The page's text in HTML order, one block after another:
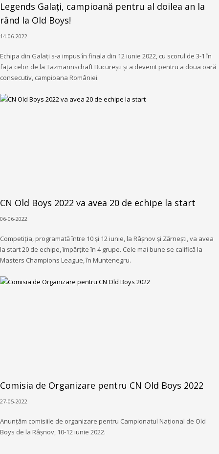
Legends Galați, campioană pentru al doilea an la
rând la Old Boys!
14-06-2022
Echipa din Galați s-a impus în finala din 12 iunie 2022, cu scorul de 3-1 în
fața celor de la Tazmannschaft București și a devenit pentru a doua oară
consecutiv, campioana României.
CN Old Boys 2022 va avea 20 de echipe la start
06-06-2022
Competiția, programată între 10 și 12 iunie, la Râșnov și Zărnești, va avea
la start 20 de echipe, împărțite în 4 grupe. Cele mai bune se califică la
Masters Champions League, în Muntenegru.
Comisia de Organizare pentru CN Old Boys 2022
27-05-2022
Anunțăm comisiile de organizare pentru Campionatul Național de Old
Boys de la Râșnov, 10-12 iunie 2022.